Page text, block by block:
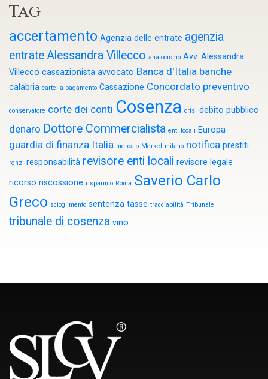
Tag
accertamento Agenzia delle entrate agenzia
entrateAlessandra Villecco anatocismo Avv. Alessandra
Villecco cassazionista avvocato Banca d'Italia banche
calabria cartella pagamento Cassazione Concordato preventivo
conservatore corte dei conti Cosenza crisi debito pubblico
denaro Dottore Commercialista enti locali Europa
guardia di finanza Italia mercato Merkel milano notifica prestiti
renzi responsabilità revisore enti locali revisore legale
ricorso riscossione risparmio Roma Saverio Carlo
Greco scioglimento sentenza tasse tracciabilità Tribunale
tribunale di cosenza vino